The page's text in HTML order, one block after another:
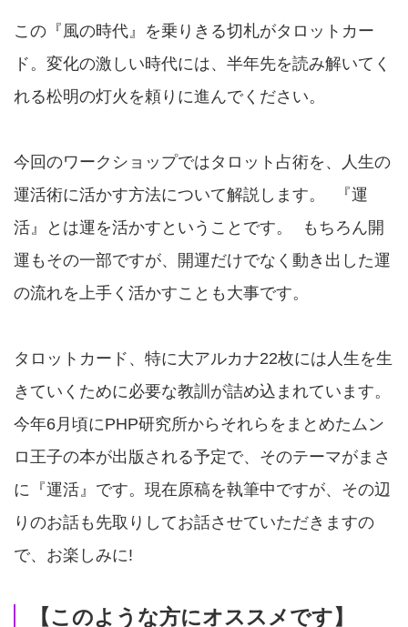
この『風の時代』を乗りきる切札がタロットカー
ド。変化の激しい時代には、半年先を読み解いてく
れる松明の灯火を頼りに進んでください。
今回のワークショップではタロット占術を、人生の
運活術に活かす方法について解説します。 『運
活』とは運を活かすということです。 もちろん開
運もその一部ですが、開運だけでなく動き出した運
の流れを上手く活かすことも大事です。
タロットカード、特に大アルカナ22枚には人生を生
きていくために必要な教訓が詰め込まれています。
今年6月頃にPHP研究所からそれらをまとめたムン
ロ王子の本が出版される予定で、そのテーマがまさ
に『運活』です。現在原稿を執筆中ですが、その辺
りのお話も先取りしてお話させていただきますの
で、お楽しみに!
【このような方にオススメです】